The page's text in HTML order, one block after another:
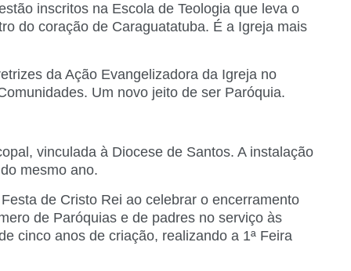
inscritos na Escola de Teologia que leva o
do coração de Caraguatatuba. É a Igreja mais
da Ação Evangelizadora da Igreja no
Um novo jeito de ser Paróquia.
vinculada à Diocese de Santos. A instalação
mesmo ano.
de Cristo Rei ao celebrar o encerramento
de Paróquias e de padres no serviço às
cinco anos de criação, realizando a 1ª Feira